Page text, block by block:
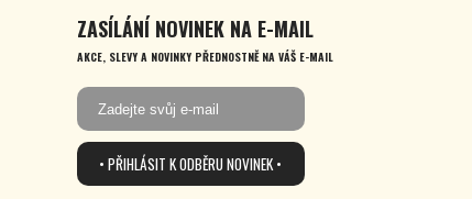
ZASÍLÁNÍ NOVINEK NA E-MAIL
AKCE, SLEVY A NOVINKY PŘEDNOSTNĚ NA VÁŠ E-MAIL
• PŘIHLÁSIT K ODBĚRU NOVINEK •